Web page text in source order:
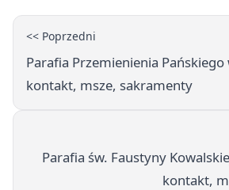
<< Poprzedni
Parafia Przemienienia Pańskiego
kontakt, msze, sakramenty
Parafia św. Faustyny
kontakt,